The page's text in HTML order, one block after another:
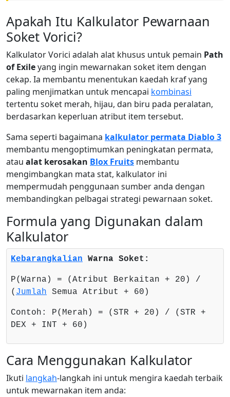
Apakah Itu Kalkulator Pewarnaan
Soket Vorici?
Kalkulator Vorici adalah alat khusus untuk pemain Path
of Exileyang ingin mewarnakan soket item dengan
cekap. Ia membantu menentukan kaedah kraf yang
paling menjimatkan untuk mencapai kombinasi
tertentu soket merah, hijau, dan biru pada peralatan,
berdasarkan keperluan atribut item tersebut.
Sama seperti bagaimana kalkulator permata Diablo 3
membantu mengoptimumkan peningkatan permata,
atau alat kerosakan Blox Fruits membantu
mengimbangkan mata stat, kalkulator ini
mempermudah penggunaan sumber anda dengan
membandingkan pelbagai strategi pewarnaan soket.
Formula yang Digunakan dalam
Kalkulator
Kebarangkalian Warna Soket:
P(Warna) = (Atribut Berkaitan + 20) /
( Jumlah Semua Atribut + 60)
Contoh: P(Merah) = (STR + 20) / (STR +
DEX + INT + 60)
Cara Menggunakan Kalkulator
Ikuti langkah-langkah ini untuk mengira kaedah terbaik
untuk mewarnakan item anda: